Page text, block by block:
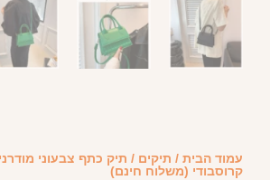
עמוד הבית / תיקים / תיק כתף צבעוני
קרוסבודי (משלוח חינם)